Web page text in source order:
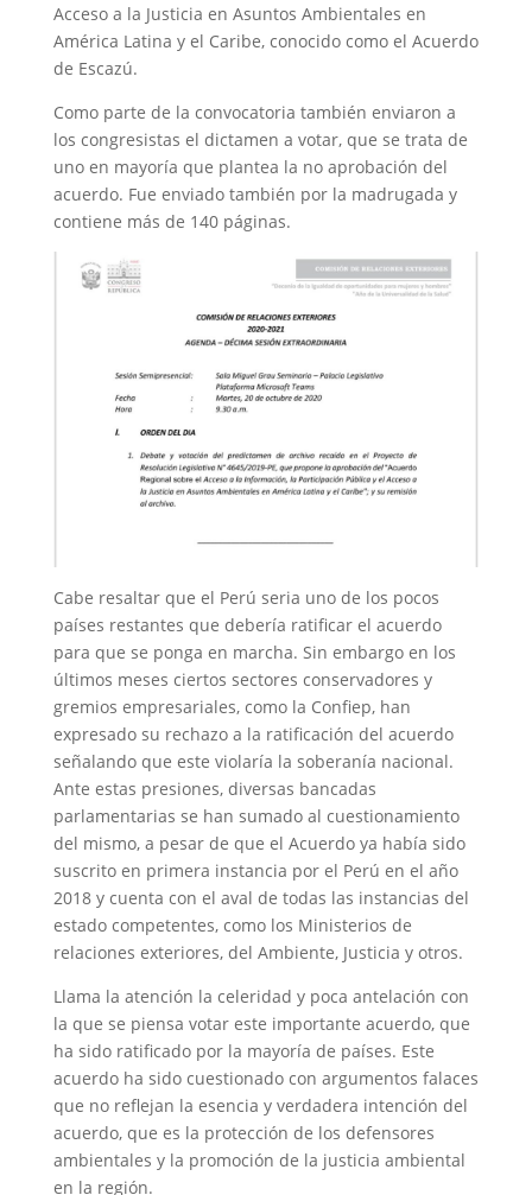
Acceso a la Justicia en Asuntos Ambientales en
América Latina y el Caribe, conocido como el Acuerdo
de Escazú.
Como parte de la convocatoria también enviaron a
los congresistas el dictamen a votar, que se trata de
uno en mayoría que plantea la no aprobación del
acuerdo. Fue enviado también por la madrugada y
contiene más de 140 páginas.
Cabe resaltar que el Perú seria uno de los pocos
países restantes que debería ratificar el acuerdo
para que se ponga en marcha. Sin embargo en los
últimos meses ciertos sectores conservadores y
gremios empresariales, como la Confiep, han
expresado su rechazo a la ratificación del acuerdo
señalando que este violaría la soberanía nacional.
Ante estas presiones, diversas bancadas
parlamentarias se han sumado al cuestionamiento
del mismo, a pesar de que el Acuerdo ya había sido
suscrito en primera instancia por el Perú en el año
2018 y cuenta con el aval de todas las instancias del
estado competentes, como los Ministerios de
relaciones exteriores, del Ambiente, Justicia y otros.
Llama la atención la celeridad y poca antelación con
la que se piensa votar este importante acuerdo, que
ha sido ratificado por la mayoría de países. Este
acuerdo ha sido cuestionado con argumentos falaces
que no reflejan la esencia y verdadera intención del
acuerdo, que es la protección de los defensores
ambientales y la promoción de la justicia ambiental
en la región.